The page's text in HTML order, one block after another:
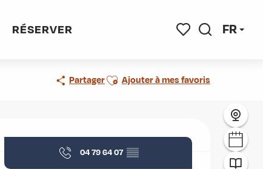
FR
RÉSERVER
PartagerAjouter aux favoris
Ajouter à mes favoris
Ouverture et coordonnées
04 79 64 07 ▒▒